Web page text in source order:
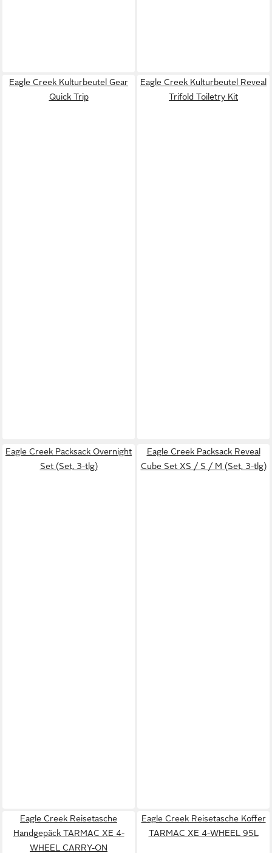
Eagle Creek Kulturbeutel Gear
Quick Trip
Eagle Creek Kulturbeutel Reveal
Trifold Toiletry Kit
Eagle Creek Packsack Overnight
Set (Set, 3-tlg)
Eagle Creek Packsack Reveal
Cube Set XS / S / M (Set, 3-tlg)
Eagle Creek Reisetasche
Handgepäck TARMAC XE 4-
WHEEL CARRY-ON
Eagle Creek Reisetasche Koffer
TARMAC XE 4-WHEEL 95L